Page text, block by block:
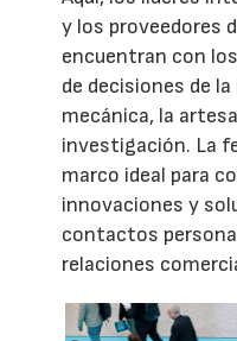
y los proveedores
encuentran con
de decisiones de
mecánica, la
investigación. La
marco ideal para
innovaciones y
contactos
relaciones